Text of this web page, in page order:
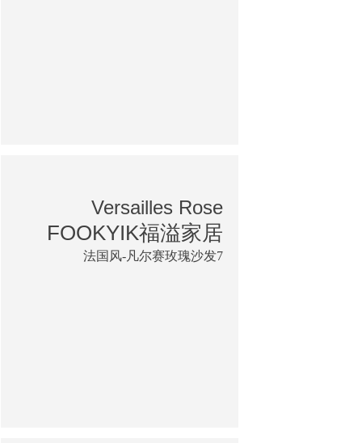
Versailles Rose
FOOKYIK福溢家居
法国风-凡尔赛玫瑰沙发7